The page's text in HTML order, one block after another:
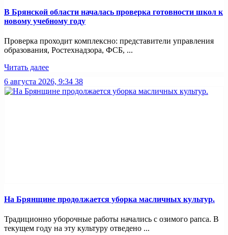
В Брянской области началась проверка готовности школ к
новому учебному году
Проверка проходит комплексно: представители управления
образования, Ростехнадзора, ФСБ, ...
Читать далее
6 августа 2026, 9:34 38
На Брянщине продолжается уборка масличных культур.
Традиционно уборочные работы начались с озимого рапса. В
текущем году на эту культуру отведено ...